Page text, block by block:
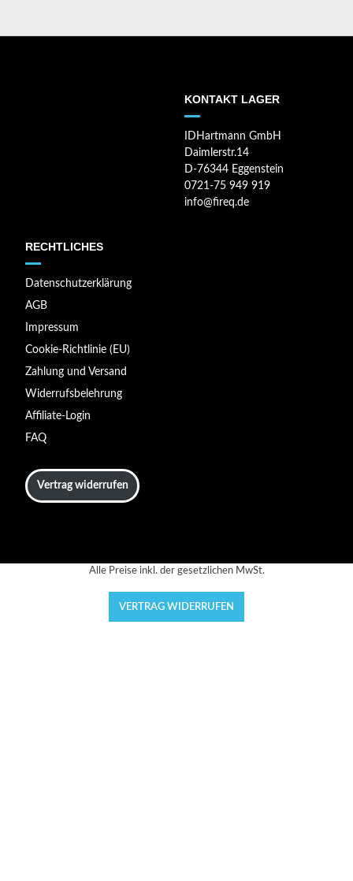
KONTAKT LAGER
IDHartmann GmbH
Daimlerstr.14
D-76344 Eggenstein
0721-75 949 919
info@fireq.de
RECHTLICHES
Datenschutzerklärung
AGB
Impressum
Cookie-Richtlinie (EU)
Zahlung und Versand
Widerrufsbelehrung
Affiliate-Login
FAQ
Vertrag widerrufen
Alle Preise inkl. der gesetzlichen MwSt.
VERTRAG WIDERRUFEN